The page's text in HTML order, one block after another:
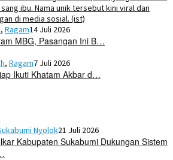
, Ragam14 Juli 2026
MBG, Pasangan Ini B…
, Ragam7 Juli 2026
Ikuti Khatam Akbar d…
Nyolok21 Juli 2026
Kabupaten Sukabumi Dukungan Sistem